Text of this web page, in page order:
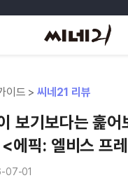
이드 >씨네21 리뷰
보기보다는 훑어
에픽: 엘비스 프
07-01